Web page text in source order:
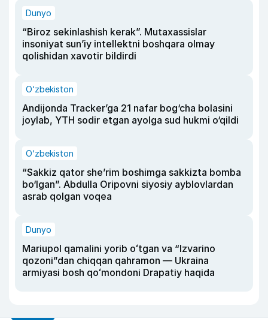
Dunyo
“Biroz sekinlashish kerak”. Mutaxassislar
insoniyat sun’iy intellektni boshqara olmay
qolishidan xavotir bildirdi
O‘zbekiston
Andijonda Tracker’ga 21 nafar bog‘cha bolasini
joylab, YTH sodir etgan ayolga sud hukmi o‘qildi
O‘zbekiston
“Sakkiz qator she’rim boshimga sakkizta bomba
bo‘lgan”. Abdulla Oripovni siyosiy ayblovlardan
asrab qolgan voqea
Dunyo
Mariupol qamalini yorib oʻtgan va “Izvarino
qozoni”dan chiqqan qahramon — Ukraina
armiyasi bosh qoʻmondoni Drapatiy haqida